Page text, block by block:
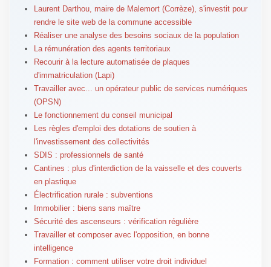
Laurent Darthou, maire de Malemort (Corrèze), s'investit pour
rendre le site web de la commune accessible
Réaliser une analyse des besoins sociaux de la population
La rémunération des agents territoriaux
Recourir à la lecture automatisée de plaques
d'immatriculation (Lapi)
Travailler avec... un opérateur public de services numériques
(OPSN)
Le fonctionnement du conseil municipal
Les règles d'emploi des dotations de soutien à
l'investissement des collectivités
SDIS : professionnels de santé
Cantines : plus d'interdiction de la vaisselle et des couverts
en plastique
Électrification rurale : subventions
Immobilier : biens sans maître
Sécurité des ascenseurs : vérification régulière
Travailler et composer avec l'opposition, en bonne
intelligence
Formation : comment utiliser votre droit individuel